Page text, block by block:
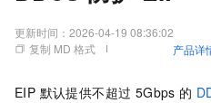
更新时间： 2026-04-19 08:36:02
复制 MD 格式
产品详
EIP 默认提供不超过 5Gbps 的